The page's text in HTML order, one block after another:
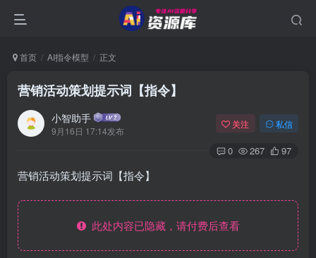
首页 AI指令模型 正文
营销活动策划提示词【指令】
小智助手
9月16日 17:14发布
关注 私信
0 267 97
营销活动策划提示词【指令】
此处内容已隐藏，请付费后查看